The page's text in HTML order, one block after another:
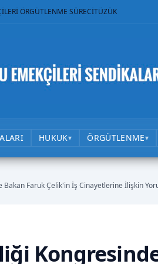
ÖRGÜTLENME SÜRECİTÜZÜK
HUKUK▾ ÖRGÜTLENME▾
Bakan Faruk Çelik'in İş Cinayetlerine İlişkin